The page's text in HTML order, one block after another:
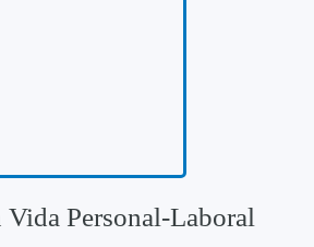
Personal-Laboral